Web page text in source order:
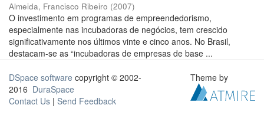
Almeida, Francisco Ribeiro (2007)
O investimento em programas de empreendedorismo,
especialmente nas incubadoras de negócios, tem crescido
significativamente nos últimos vinte e cinco anos. No Brasil,
destacam-se as “incubadoras de empresas de base ...
DSpace software copyright © 2002-
2016 DuraSpace
Contact Us | Send Feedback
Theme by